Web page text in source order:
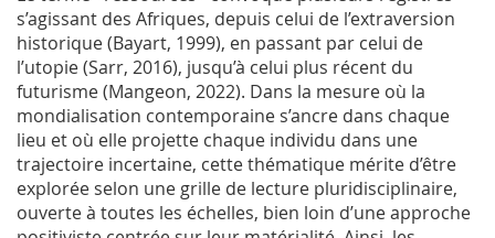
s’agissant des Afriques, depuis celui de l’extraversion
historique (Bayart, 1999), en passant par celui de
l’utopie (Sarr, 2016), jusqu’à celui plus récent du
futurisme (Mangeon, 2022). Dans la mesure où la
mondialisation contemporaine s’ancre dans chaque
lieu et où elle projette chaque individu dans une
trajectoire incertaine, cette thématique mérite d’être
explorée selon une grille de lecture pluridisciplinaire,
ouverte à toutes les échelles, bien loin d’une approche